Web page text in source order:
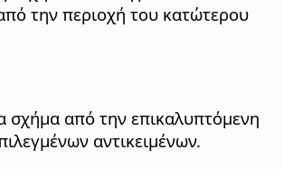
την περιοχή του κατώτερου
σχήμα από την επικαλυπτόμενη
αντικειμένων.